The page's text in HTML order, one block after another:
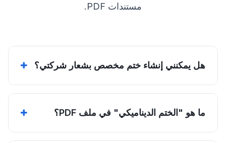
مستندات PDF.
هل يمكنني إنشاء ختم مخصص بشعار شركتي؟
ما هو "الختم الديناميكي" في ملف PDF؟